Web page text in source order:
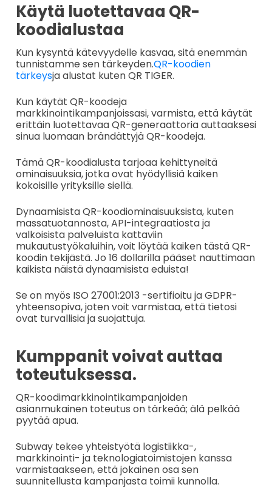
Käytä luotettavaa QR-
koodialustaa
Kun kysyntä kätevyydelle kasvaa, sitä enemmän
tunnistamme sen tärkeyden.QR-koodien
tärkeysja alustat kuten QR TIGER.
Kun käytät QR-koodeja
markkinointikampanjoissasi, varmista, että käytät
erittäin luotettavaa QR-generaattoria auttaaksesi
sinua luomaan brändättyjä QR-koodeja.
Tämä QR-koodialusta tarjoaa kehittyneitä
ominaisuuksia, jotka ovat hyödyllisiä kaiken
kokoisille yrityksille siellä.
Dynaamisista QR-koodiominaisuuksista, kuten
massatuotannosta, API-integraatiosta ja
valkoisista palveluista kattaviin
mukautustyökaluihin, voit löytää kaiken tästä QR-
koodin tekijästä. Jo 16 dollarilla pääset nauttimaan
kaikista näistä dynaamisista eduista!
Se on myös ISO 27001:2013 -sertifioitu ja GDPR-
yhteensopiva, joten voit varmistaa, että tietosi
ovat turvallisia ja suojattuja.
Kumppanit voivat auttaa
toteutuksessa.
QR-koodimarkkinointikampanjoiden
asianmukainen toteutus on tärkeää; älä pelkää
pyytää apua.
Subway tekee yhteistyötä logistiikka-,
markkinointi- ja teknologiatoimistojen kanssa
varmistaakseen, että jokainen osa sen
suunnitellusta kampanjasta toimii kunnolla.